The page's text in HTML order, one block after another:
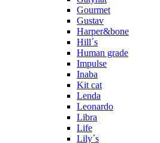
Gourmet
Gustav
Harper&bone
Hill´s
Human grade
Impulse
Inaba
Kit cat
Lenda
Leonardo
Libra
Life
Lily´s